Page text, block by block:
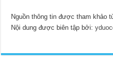
Nguồn thông tin được tham khảo
Nội dung được biên tập bởi: